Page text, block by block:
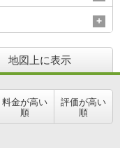
地図上に表示
料金が高い
順
評価が高い
順